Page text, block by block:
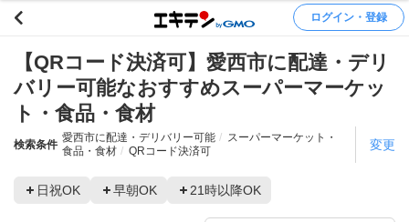
ログイン・登録
【QRコード決済可】愛西市に配達・デリ
バリー可能なおすすめスーパーマーケッ
ト・食品・食材
検索条件
愛西市に配達・デリバリー可能
スーパーマーケット・
食品・食材
QRコード決済可 変更
日祝OK 早朝OK 21時以降OK